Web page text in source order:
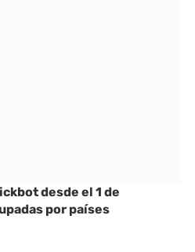
desde el 1 de
por países